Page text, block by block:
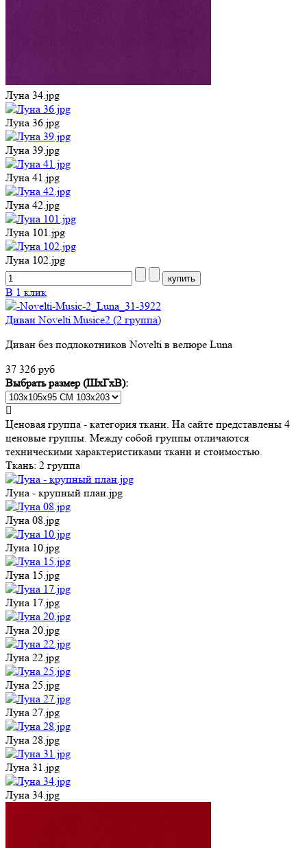
Луна 34.jpg
Луна 36.jpg
Луна 39.jpg
Луна 41.jpg
Луна 42.jpg
Луна 101.jpg
Луна 102.jpg
В 1 клик
Диван Novelti Musice2 (2 группа)
Диван без подлокотников Novelti в велюре Luna
37 326 руб
Выбрать размер (ШхГхВ):
Ценовая группа - категория ткани. На сайте представлены 4
ценовые группы. Между собой группы отличаются
техническими характеристиками ткани и стоимостью.
Ткань: 2 группа
Луна - крупный план.jpg
Луна 08.jpg
Луна 10.jpg
Луна 15.jpg
Луна 17.jpg
Луна 20.jpg
Луна 22.jpg
Луна 25.jpg
Луна 27.jpg
Луна 28.jpg
Луна 31.jpg
Луна 34.jpg